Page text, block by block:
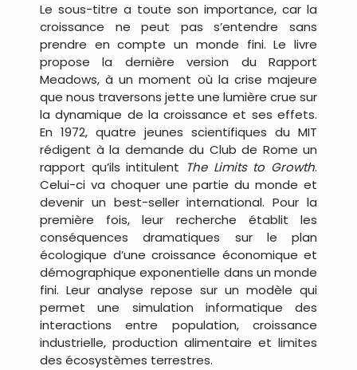
Le sous-titre a toute son importance, car la
croissance ne peut pas s’entendre sans
prendre en compte un monde fini. Le livre
propose la dernière version du Rapport
Meadows, à un moment où la crise majeure
que nous traversons jette une lumière crue sur
la dynamique de la croissance et ses effets.
En 1972, quatre jeunes scientifiques du MIT
rédigent à la demande du Club de Rome un
rapport qu’ils intitulent The Limits to Growth.
Celui-ci va choquer une partie du monde et
devenir un best-seller international. Pour la
première fois, leur recherche établit les
conséquences dramatiques sur le plan
écologique d’une croissance économique et
démographique exponentielle dans un monde
fini. Leur analyse repose sur un modèle qui
permet une simulation informatique des
interactions entre population, croissance
industrielle, production alimentaire et limites
des écosystèmes terrestres.